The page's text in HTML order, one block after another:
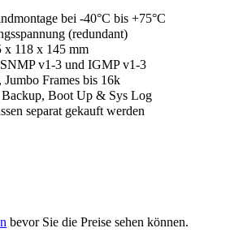
bei -40°C bis +75°C
(redundant)
x 118 x 145 mm
v1-3 und IGMP v1-3
Frames bis 16k
Boot Up & Sys Log
separat gekauft werden
bevor Sie die Preise sehen können.